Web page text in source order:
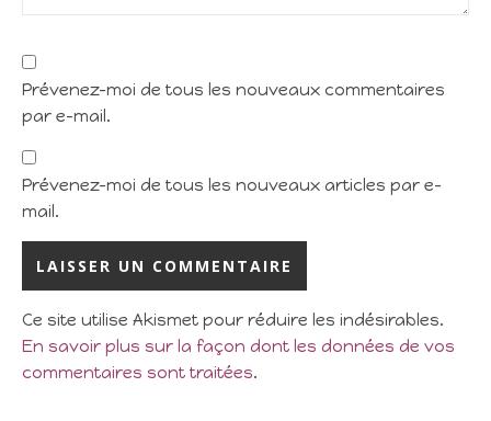
Prévenez-moi de tous les nouveaux commentaires
par e-mail.
Prévenez-moi de tous les nouveaux articles par e-
mail.
Ce site utilise Akismet pour réduire les indésirables.
En savoir plus sur la façon dont les données de vos
commentaires sont traitées.